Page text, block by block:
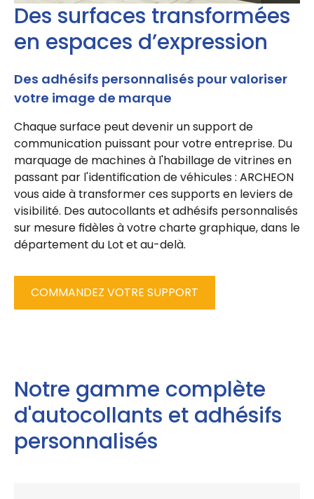
Des surfaces transformées
en espaces d’expression
Des adhésifs personnalisés pour valoriser
votre image de marque
Chaque surface peut devenir un support de
communication puissant pour votre entreprise. Du
marquage de machinesà l'habillage de vitrinesen
passant par l'identification de véhicules: ARCHEON
vous aide à transformer ces supports en leviers de
visibilité. Des autocollants etadhésifs personnalisés
sur mesure fidèles à votre charte graphique, dans le
département du Lotet au-delà.
COMMANDEZ VOTRE SUPPORT
Notre gamme complète
d'autocollants et adhésifs
personnalisés